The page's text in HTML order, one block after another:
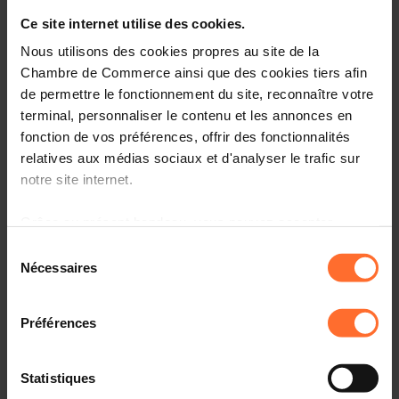
Ce site internet utilise des cookies.
Nous utilisons des cookies propres au site de la
Chambre de Commerce ainsi que des cookies tiers afin
de permettre le fonctionnement du site, reconnaître votre
terminal, personnaliser le contenu et les annonces en
fonction de vos préférences, offrir des fonctionnalités
relatives aux médias sociaux et d'analyser le trafic sur
notre site internet.
à l’exception des cookies strictement nécessaires au
fonctionnement du site. Une description des différents
cookies est accessible sous l’onglet « Détails » ci-
dessus.
Il est précisé que la navigation sur le site et certaines
fonctionnalités (ex : lecture de vidéos, partage sur les
Nécessaires
Préférences
Statistiques
entrepreneurs.
Comment? Participez à une prochaine session
«Comment établir son entreprise au Luxembourg?», qui
vous informera sur l’écosystème, le cadre réglementaire
et les démarches à suivre.
Programme
entrepreneurs au Luxembourg
Comprendre la procédure liée à l’autorisation